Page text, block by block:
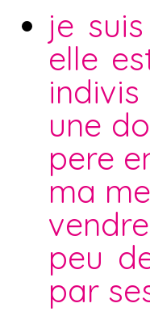
je
elle
une
pere
ma
peu
par